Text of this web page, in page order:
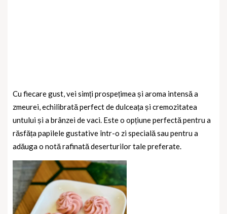
Cu fiecare gust, vei simți prospețimea și aroma intensă a
zmeurei, echilibrată perfect de dulceața și cremozitatea
untului și a brânzei de vaci. Este o opțiune perfectă pentru a
răsfăța papilele gustative într-o zi specială sau pentru a
adăuga o notă rafinată deserturilor tale preferate.